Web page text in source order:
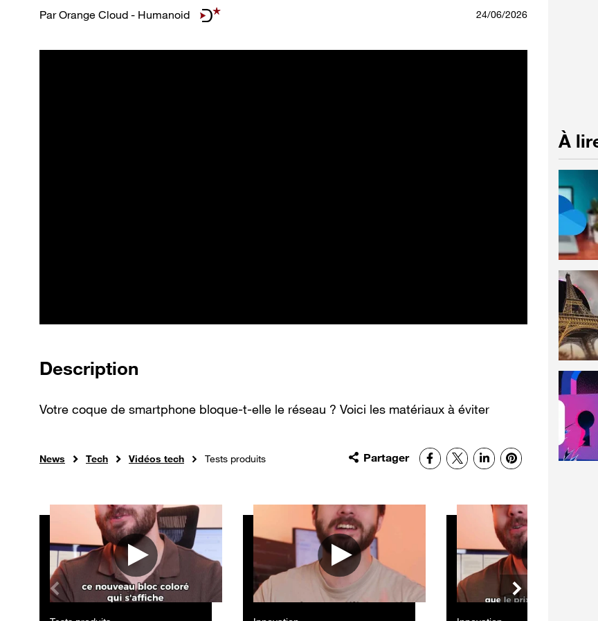
ParOrange Cloud - Humanoid 24/06/2026
Description
Votre coque de smartphone bloque-t-elle le réseau ? Voici les matériaux à éviter
News Tech Vidéos tech Tests produits Partager Facebook
X LinkedInPinterest
Autres vidéos
À